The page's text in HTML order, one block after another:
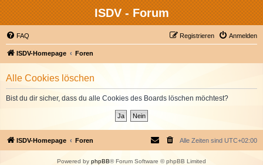
ISDV - Forum
FAQ Anmelden
Registrieren
ISDV-Homepage Foren
Alle Cookies löschen
Bist du dir sicher, dass du alle Cookies des Boards löschen möchtest?
ISDV-Homepage Foren Alle Zeiten sind UTC+02:00
Powered by phpBB® Forum Software © phpBB Limited